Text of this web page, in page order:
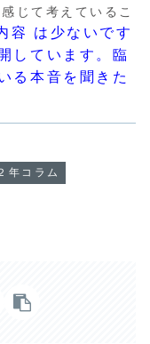
じて考えているこ
容 は少ないです
しています。臨
る本音を聞きた
年コラム